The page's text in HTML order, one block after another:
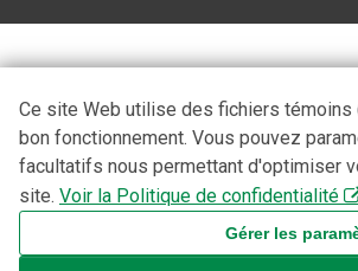
Ce site Web utilise des fichiers témoins
bon fonctionnement. Vous pouvez
facultatifs nous permettant d'optimiser
site. Voir la Politique de confidentialité
Gérer les